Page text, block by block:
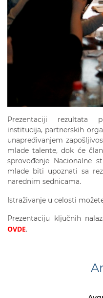
Prezentaciji rezultata
institucija, partnerskih
unapređivanjem
mlade talente, dok će
sprovođenje Nacionalne
mlade biti upoznati sa
narednim sednicama.
Istraživanje u celosti
Prezentaciju ključnih
OVDE.